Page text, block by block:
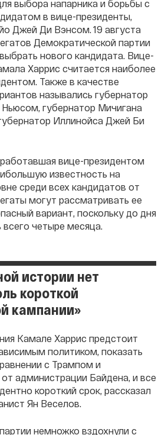
выбора напарника и борьбы с
в вице-президенты,
Джей Ди Вэнсом. 19 августа
Демократической партии
нового кандидата. Вице-
Харрис считается наиболее
Также в качестве
назывались губернатор
губернатор Мичигана
Иллинойса Джей Би
вице-президентом
известность на
среди всех кандидатов от
могут рассматривать ее
вариант, поскольку до дня
четыре месяца.
истории нет
короткой
кампании»
Камале Харрис предстоит
политиком, показать
с Трампом и
администрации Байдена, и все
короткий срок, рассказал
Ян Веселов.
немножко вздохнули с